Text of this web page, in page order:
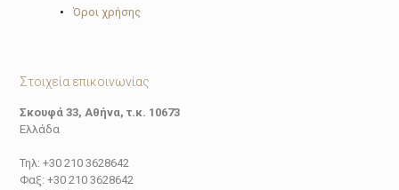
• Όροι χρήσης
Στοιχεία επικοινωνίας
Σκουφά 33, Αθήνα, τ.κ. 10673
Ελλάδα
Τηλ: +30 210 3628642
Φαξ: +30 210 3628642